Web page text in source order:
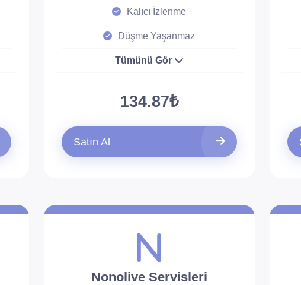
Kalıcı İzlenme
Düşme Yaşanmaz
Tümünü Gör
134.87₺
Satın Al
Nonolive Servisleri